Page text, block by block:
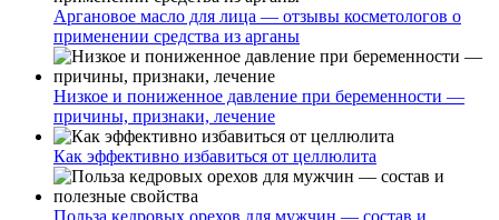
Аргановое масло для лица — отзывы косметологов о
применении средства из арганы
Низкое и пониженное давление при беременности —
причины, признаки, лечение
Как эффективно избавиться от целлюлита